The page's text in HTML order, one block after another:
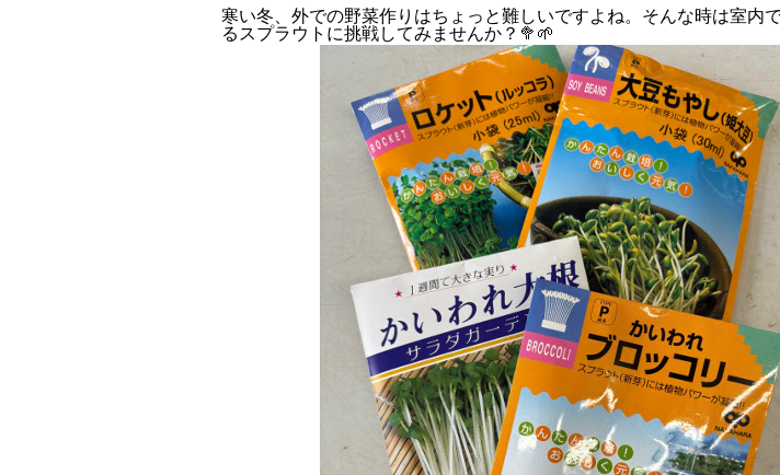
寒い冬、外での野菜作りはちょっと難しいですよね。そんな時は室内
るスプラウトに挑戦してみませんか？🥦🌱